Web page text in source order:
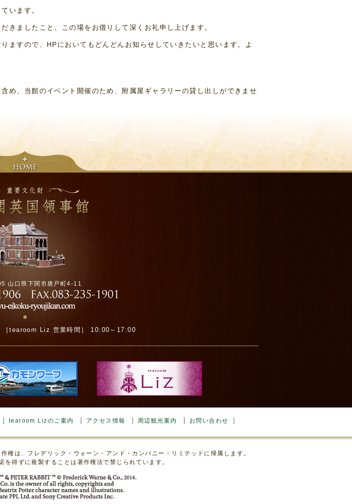
います。
きましたこと、この場をお借りして深くお礼申し上げます。
ますので、HPにおいてもどんどんお知らせしていきたいと思います。よ
め、当館のイベント開催のため、附属屋ギャラリーの貸し出しができませ
山口県下関市唐戸町4-11
［tearoom Liz 営業時間］ 10:00～17:00
tearoom Lizのご案内 アクセス情報 周辺観光案内 お問い合わせ
権は、フレデリック・ウォーン・アンド・カンパニー・リミテッドに帰属します。
得ずに複製することは著作権法で禁じられています。